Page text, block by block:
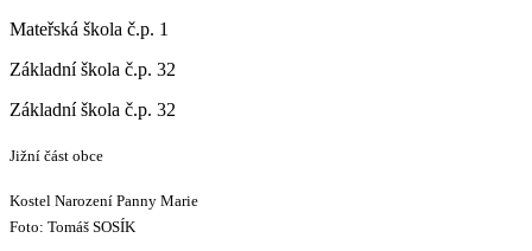
Mateřská škola č.p. 1
Základní škola č.p. 32
Základní škola č.p. 32
Jižní část obce
Kostel Narození Panny Marie
Foto: Tomáš SOSÍK